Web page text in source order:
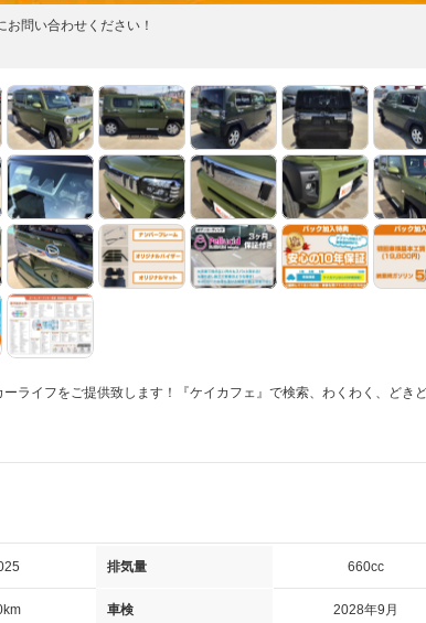
問い合わせください！
ライフをご提供致します！『ケイカフェ』で検索、わくわく、どき
排気量 660cc
車検 2028年9月